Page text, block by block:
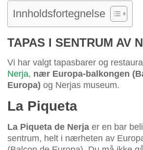
Innholdsfortegnelse
TAPAS I SENTRUM AV
Vi har valgt tapasbarer og
Nerja, nær Europa-balkongen
Europa) og Nerjas museum.
La Piqueta
La Piqueta de Nerja er en bar
sentrum, helt i nærheten av